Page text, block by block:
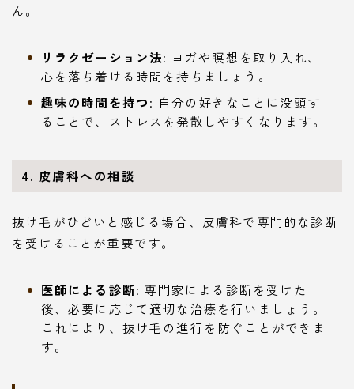
ん。
リラクゼーション法: ヨガや瞑想を取り入れ、
心を落ち着ける時間を持ちましょう。
趣味の時間を持つ: 自分の好きなことに没頭す
ることで、ストレスを発散しやすくなります。
4. 皮膚科への相談
抜け毛がひどいと感じる場合、皮膚科で専門的な診断
を受けることが重要です。
医師による診断: 専門家による診断を受けた
後、必要に応じて適切な治療を行いましょう。
これにより、抜け毛の進行を防ぐことができま
す。